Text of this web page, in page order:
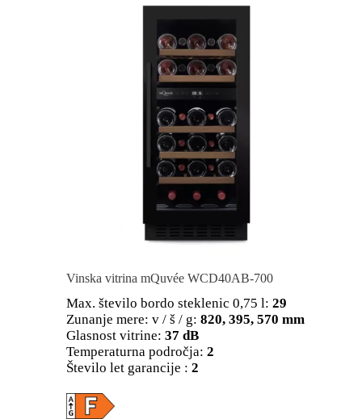
Vinska vitrina mQuvée WCD40AB-700
Max. število bordo steklenic 0,75 l: 29
Zunanje mere: v / š / g: 820, 395, 570 mm
Glasnost vitrine: 37 dB
Temperaturna področja: 2
Število let garancije : 2